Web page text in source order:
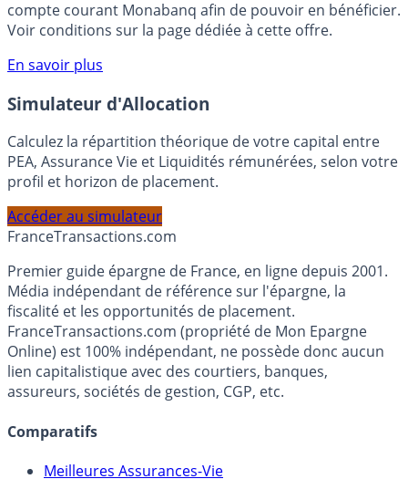
votre épargne, auprès de Monabanq, via le compte
rémunéré Rentabilis. Il n’est pas nécessaire d’ouvrir un
Voir conditions sur la page dédiée à cette offre.
En savoir plus
Simulateur d'Allocation
Calculez la répartition théorique de votre capital entre
profil et horizon de placement.
FranceTransactions.com
Premier guide épargne de France, en ligne depuis 2001.
Média indépendant de référence sur l'épargne, la
fiscalité et les opportunités de placement.
FranceTransactions.com (propriété de Mon Epargne
Online) est 100% indépendant, ne possède donc aucun
assureurs, sociétés de gestion, CGP, etc.
Comparatifs